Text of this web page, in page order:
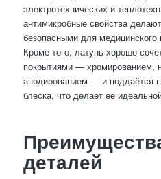
электротехнических и
антимикробные свойства
безопасными для
Кроме того, латунь хорошо
покрытиями — хромированием,
анодированием — и поддаётся
блеска, что делает её
деталей